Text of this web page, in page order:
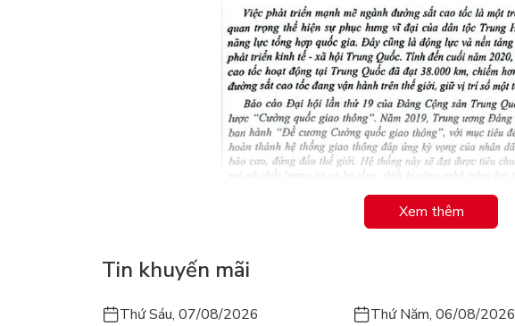
Xem thêm
Tin khuyến mãi
Thứ Sáu, 07/08/2026 Thứ Năm, 06/08/2026